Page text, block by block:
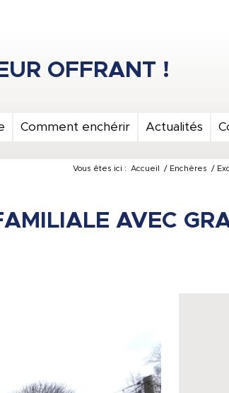
Comment enchérir Actualités
Vous êtes ici : Accueil / Enchères /
AVEC